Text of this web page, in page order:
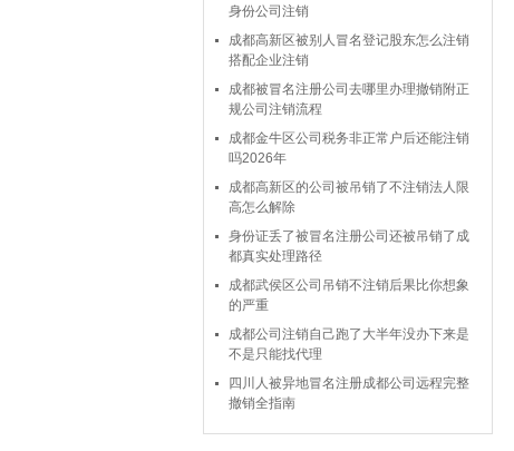
身份公司注销
成都高新区被别人冒名登记股东怎么注销
搭配企业注销
成都被冒名注册公司去哪里办理撤销附正
规公司注销流程
成都金牛区公司税务非正常户后还能注销
吗2026年
成都高新区的公司被吊销了不注销法人限
高怎么解除
身份证丢了被冒名注册公司还被吊销了成
都真实处理路径
成都武侯区公司吊销不注销后果比你想象
的严重
成都公司注销自己跑了大半年没办下来是
不是只能找代理
四川人被异地冒名注册成都公司远程完整
撤销全指南